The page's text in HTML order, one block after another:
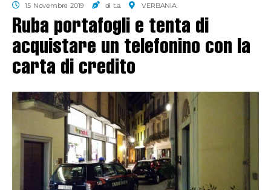
15 Novembre 2019 di t.a. VERBANIA
Ruba portafogli e tenta di
acquistare un telefonino con la
carta di credito